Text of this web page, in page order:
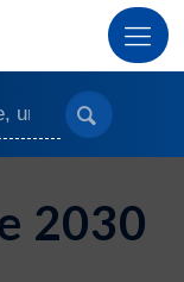
2030